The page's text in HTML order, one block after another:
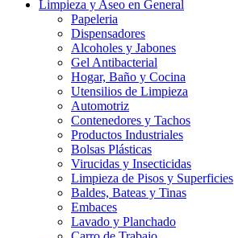
Limpieza y Aseo en General
Papeleria
Dispensadores
Alcoholes y Jabones
Gel Antibacterial
Hogar, Baño y Cocina
Utensilios de Limpieza
Automotriz
Contenedores y Tachos
Productos Industriales
Bolsas Plásticas
Virucidas y Insecticidas
Limpieza de Pisos y Superficies
Baldes, Bateas y Tinas
Embaces
Lavado y Planchado